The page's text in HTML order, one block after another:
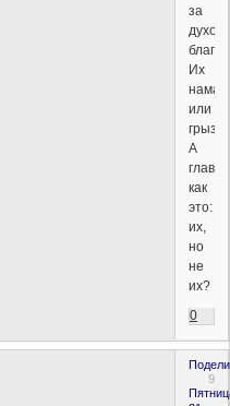
за
блага?
Их
или
А
как
это:
их,
но
не
их?
0
9